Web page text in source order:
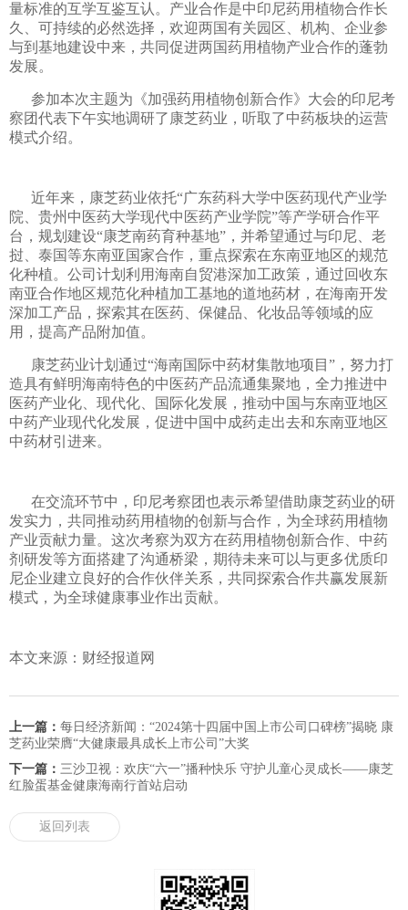
量标准的互学互鉴互认。产业合作是中印尼药用植物合作长
久、可持续的必然选择，欢迎两国有关园区、机构、企业参
与到基地建设中来，共同促进两国药用植物产业合作的蓬勃
发展。
参加本次主题为《加强药用植物创新合作》大会的印尼考
察团代表下午实地调研了康芝药业，听取了中药板块的运营
模式介绍。
近年来，康芝药业依托“广东药科大学中医药现代产业学
院、贵州中医药大学现代中医药产业学院”等产学研合作平
台，规划建设“康芝南药育种基地”，并希望通过与印尼、老
挝、泰国等东南亚国家合作，重点探索在东南亚地区的规范
化种植。公司计划利用海南自贸港深加工政策，通过回收东
南亚合作地区规范化种植加工基地的道地药材，在海南开发
深加工产品，探索其在医药、保健品、化妆品等领域的应
用，提高产品附加值。
康芝药业计划通过“海南国际中药材集散地项目”，努力打
造具有鲜明海南特色的中医药产品流通集聚地，全力推进中
医药产业化、现代化、国际化发展，推动中国与东南亚地区
中药产业现代化发展，促进中国中成药走出去和东南亚地区
中药材引进来。
在交流环节中，印尼考察团也表示希望借助康芝药业的研
发实力，共同推动药用植物的创新与合作，为全球药用植物
产业贡献力量。这次考察为双方在药用植物创新合作、中药
剂研发等方面搭建了沟通桥梁，期待未来可以与更多优质印
尼企业建立良好的合作伙伴关系，共同探索合作共赢发展新
模式，为全球健康事业作出贡献。
本文来源：财经报道网
上一篇： 每日经济新闻：“2024第十四届中国上市公司口碑榜”揭晓 康
芝药业荣膺“大健康最具成长上市公司”大奖
下一篇： 三沙卫视：欢庆“六一”播种快乐 守护儿童心灵成长——康芝
红脸蛋基金健康海南行首站启动
返回列表